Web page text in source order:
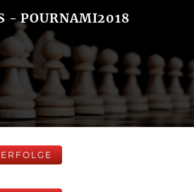
- POURNAMI2018
ERFOLGE